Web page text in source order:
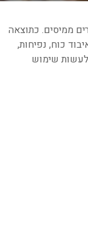
ממיסים. כתוצאה
כוח, נפיחות,
לעשות שימוש